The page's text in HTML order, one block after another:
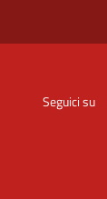
Seguici su